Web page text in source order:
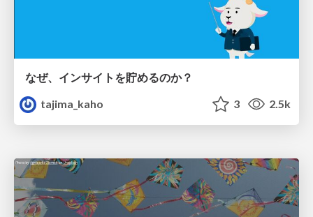
なぜ、インサイトを貯めるのか？
tajima_kaho
3 2.5k